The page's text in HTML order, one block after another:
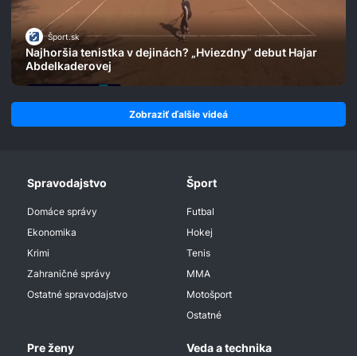
Šport.sk
Najhoršia tenistka v dejinách? „Hviezdny” debut Hajar
Abdelkaderovej
Zobraziť ďalšie videá
Spravodajstvo
Domáce správy
Ekonomika
Krimi
Zahraničné správy
Ostatné spravodajstvo
Šport
Futbal
Hokej
Tenis
MMA
Motošport
Ostatné
Pre ženy Veda a technika